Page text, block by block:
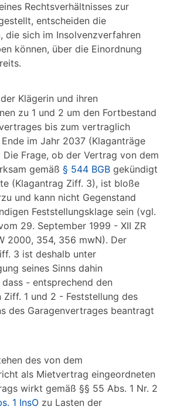
Rechtsverhältnisses zur
entscheiden die
die sich im Insolvenzverfahren
können, über die Einordnung
Klägerin und ihren
zu 1 und 2 um den Fortbestand
bis zum vertraglich
im Jahr 2037 (Klaganträge
Die Frage, ob der Vertrag von dem
gemäß § 544 BGB gekündigt
(Klagantrag Ziff. 3), ist bloße
und kann nicht Gegenstand
Feststellungsklage sein (vgl.
29. September 1999 - XII ZR
2000, 354, 356 mwN). Der
3 ist deshalb unter
seines Sinns dahin
- entsprechend den
Ziff. 1 und 2 - Feststellung des
des Garagenvertrages beantragt
des von dem
als Mietvertrag eingeordneten
wirkt gemäß §§ 55 Abs. 1 Nr. 2
1 InsO zu Lasten der